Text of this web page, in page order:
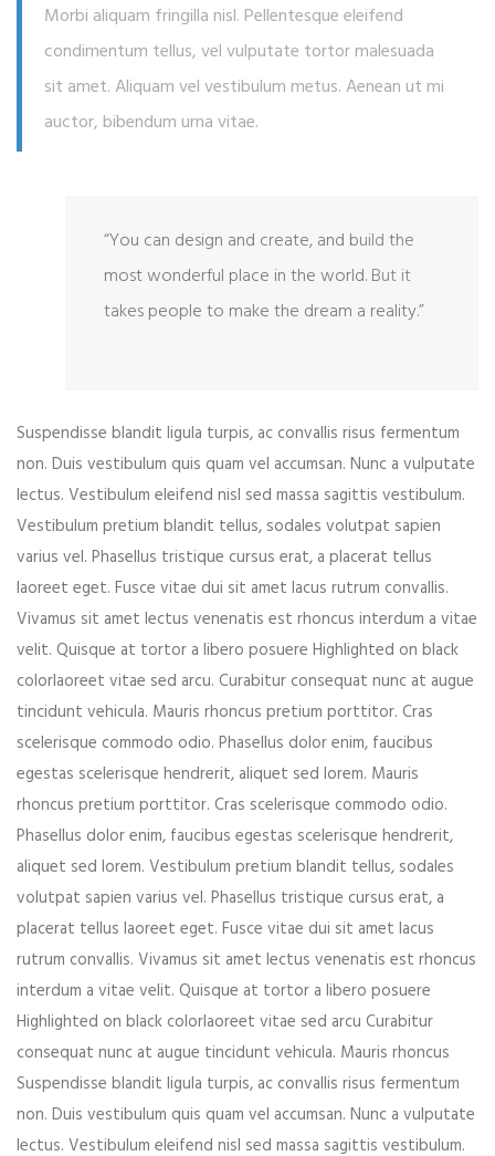
Morbi aliquam fringilla nisl. Pellentesque eleifend
condimentum tellus, vel vulputate tortor malesuada
sit amet. Aliquam vel vestibulum metus. Aenean ut mi
auctor, bibendum urna vitae.
“You can design and create, and build the
most wonderful place in the world. But it
takes people to make the dream a reality.”
Suspendisse blandit ligula turpis, ac convallis risus fermentum
non. Duis vestibulum quis quam vel accumsan. Nunc a vulputate
lectus. Vestibulum eleifend nisl sed massa sagittis vestibulum.
Vestibulum pretium blandit tellus, sodales volutpat sapien
varius vel. Phasellus tristique cursus erat, a placerat tellus
laoreet eget. Fusce vitae dui sit amet lacus rutrum convallis.
Vivamus sit amet lectus venenatis est rhoncus interdum a vitae
velit. Quisque at tortor a libero posuere Highlighted on black
colorlaoreet vitae sed arcu. Curabitur consequat nunc at augue
tincidunt vehicula. Mauris rhoncus pretium porttitor. Cras
scelerisque commodo odio. Phasellus dolor enim, faucibus
egestas scelerisque hendrerit, aliquet sed lorem. Mauris
rhoncus pretium porttitor. Cras scelerisque commodo odio.
Phasellus dolor enim, faucibus egestas scelerisque hendrerit,
aliquet sed lorem. Vestibulum pretium blandit tellus, sodales
volutpat sapien varius vel. Phasellus tristique cursus erat, a
placerat tellus laoreet eget. Fusce vitae dui sit amet lacus
rutrum convallis. Vivamus sit amet lectus venenatis est rhoncus
interdum a vitae velit. Quisque at tortor a libero posuere
Highlighted on black colorlaoreet vitae sed arcu Curabitur
consequat nunc at augue tincidunt vehicula. Mauris rhoncus
Suspendisse blandit ligula turpis, ac convallis risus fermentum
non. Duis vestibulum quis quam vel accumsan. Nunc a vulputate
lectus. Vestibulum eleifend nisl sed massa sagittis vestibulum.